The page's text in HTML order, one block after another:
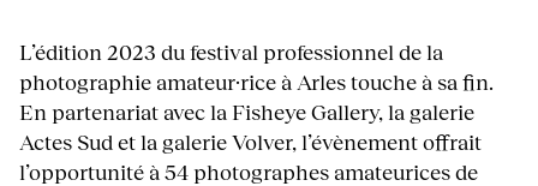
L’édition 2023 du festival professionnel de la
photographie amateur·rice à Arles touche à sa fin.
En partenariat avec la Fisheye Gallery, la galerie
Actes Sud et la galerie Volver, l’évènement offrait
l’opportunité à 54 photographes amateurices de